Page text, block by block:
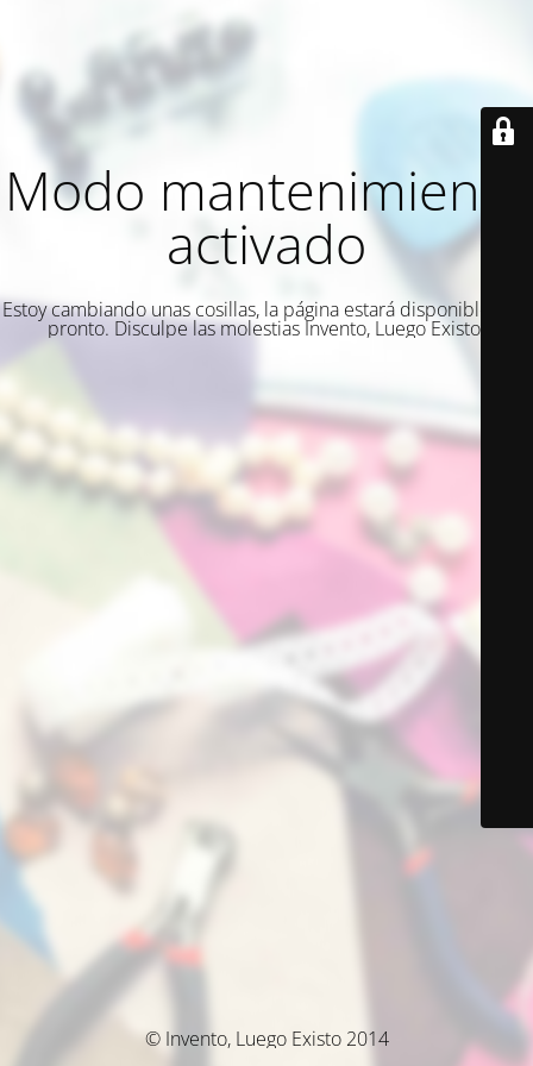
Modo mantenimiento
activado
Estoy cambiando unas cosillas, la página estará disponible muy
pronto. Disculpe las molestias Invento, Luego Existo.
© Invento, Luego Existo 2014